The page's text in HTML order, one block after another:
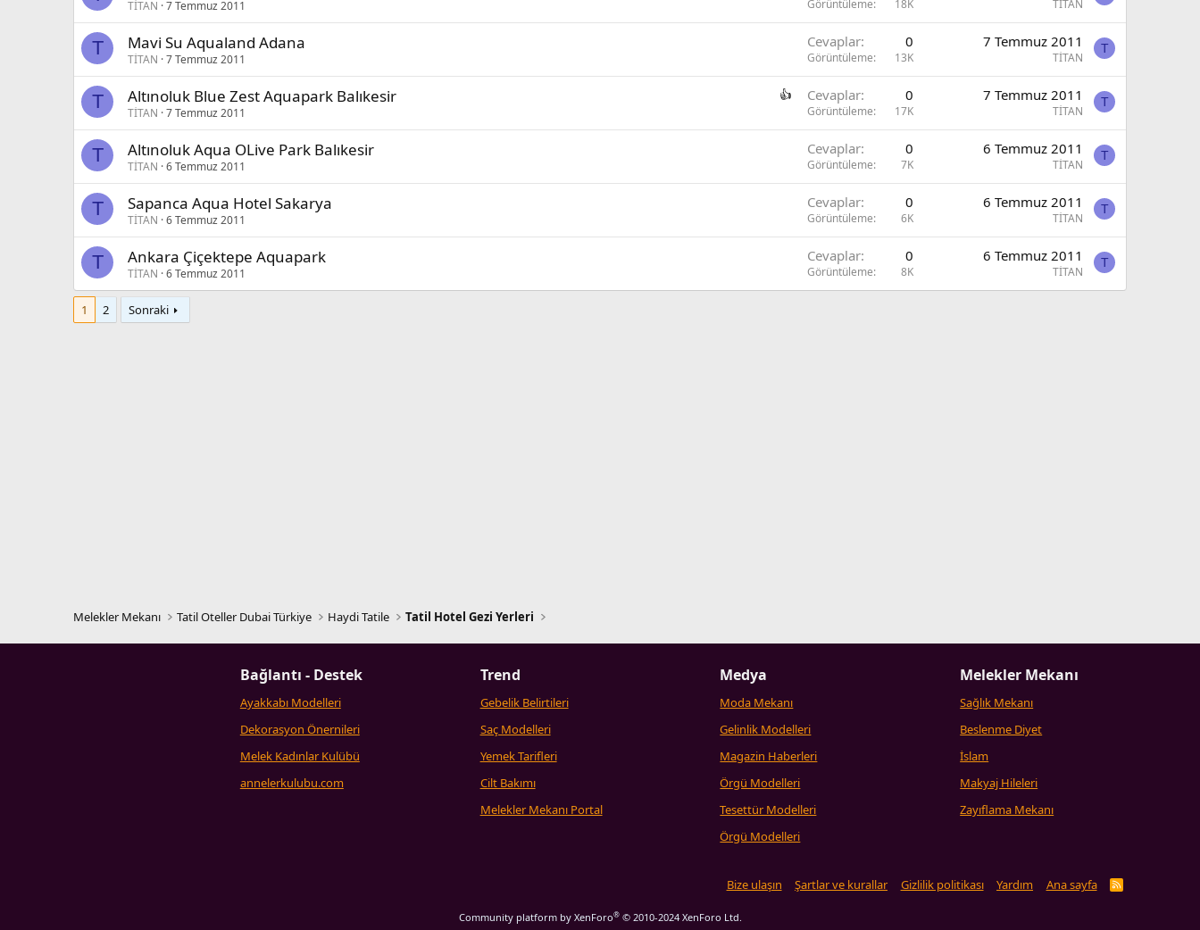
TİTAN 7 Temmuz 2011 Görüntüleme 18K TİTAN
T Mavi Su Aqualand Adana
TİTAN 7 Temmuz 2011
Cevaplar 0
Görüntüleme 13K
7 Temmuz 2011
TİTAN
T
T Altınoluk Blue Zest Aquapark Balıkesir
TİTAN 7 Temmuz 2011
Cevaplar 0
Görüntüleme 17K
7 Temmuz 2011
TİTAN
T
T Altınoluk Aqua OLive Park Balıkesir
TİTAN 6 Temmuz 2011
Cevaplar 0
Görüntüleme 7K
6 Temmuz 2011
TİTAN
T
T Sapanca Aqua Hotel Sakarya
TİTAN 6 Temmuz 2011
Cevaplar 0
Görüntüleme 6K
6 Temmuz 2011
TİTAN
T
T Ankara Çiçektepe Aquapark
TİTAN 6 Temmuz 2011
Cevaplar 0
Görüntüleme 8K
6 Temmuz 2011
TİTAN
T
1 2 Sonraki
Melekler Mekanı Tatil Oteller Dubai Türkiye Haydi Tatile Tatil Hotel Gezi Yerleri
Bağlantı - Destek
Ayakkabı Modelleri
Dekorasyon Önernileri
Melek Kadınlar Kulübü
annelerkulubu.com
Trend
Gebelik Belirtileri
Saç Modelleri
Yemek Tarifleri
Cilt Bakımı
Melekler Mekanı Portal
Medya
Moda Mekanı
Gelinlik Modelleri
Magazin Haberleri
Örgü Modelleri
Tesettür Modelleri
Örgü Modelleri
Melekler Mekanı
Sağlık Mekanı
Beslenme Diyet
İslam
Makyaj Hileleri
Zayıflama Mekanı
Bize ulaşın Şartlar ve kurallar Gizlilik politikası Yardım Ana sayfa
R
Community platform by XenForo® © 2010-2024 XenForo Ltd.